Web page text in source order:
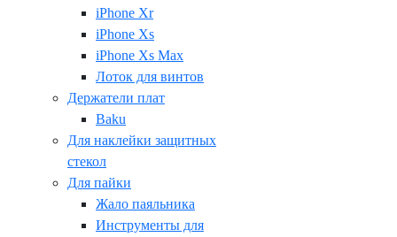
iPhone Xr
iPhone Xs
iPhone Xs Max
Лоток для винтов
Держатели плат
Baku
Для наклейки защитных
стекол
Для пайки
Жало паяльника
Инструменты для